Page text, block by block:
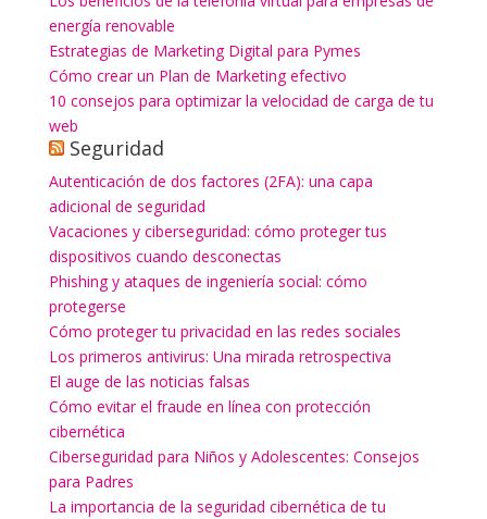
energía renovable
Estrategias de Marketing Digital para Pymes
Cómo crear un Plan de Marketing efectivo
10 consejos para optimizar la velocidad de carga de tu
web
Seguridad
Autenticación de dos factores (2FA): una capa
adicional de seguridad
Vacaciones y ciberseguridad: cómo proteger tus
dispositivos cuando desconectas
Phishing y ataques de ingeniería social: cómo
protegerse
Cómo proteger tu privacidad en las redes sociales
Los primeros antivirus: Una mirada retrospectiva
El auge de las noticias falsas
Cómo evitar el fraude en línea con protección
cibernética
Ciberseguridad para Niños y Adolescentes: Consejos
para Padres
La importancia de la seguridad cibernética de tu